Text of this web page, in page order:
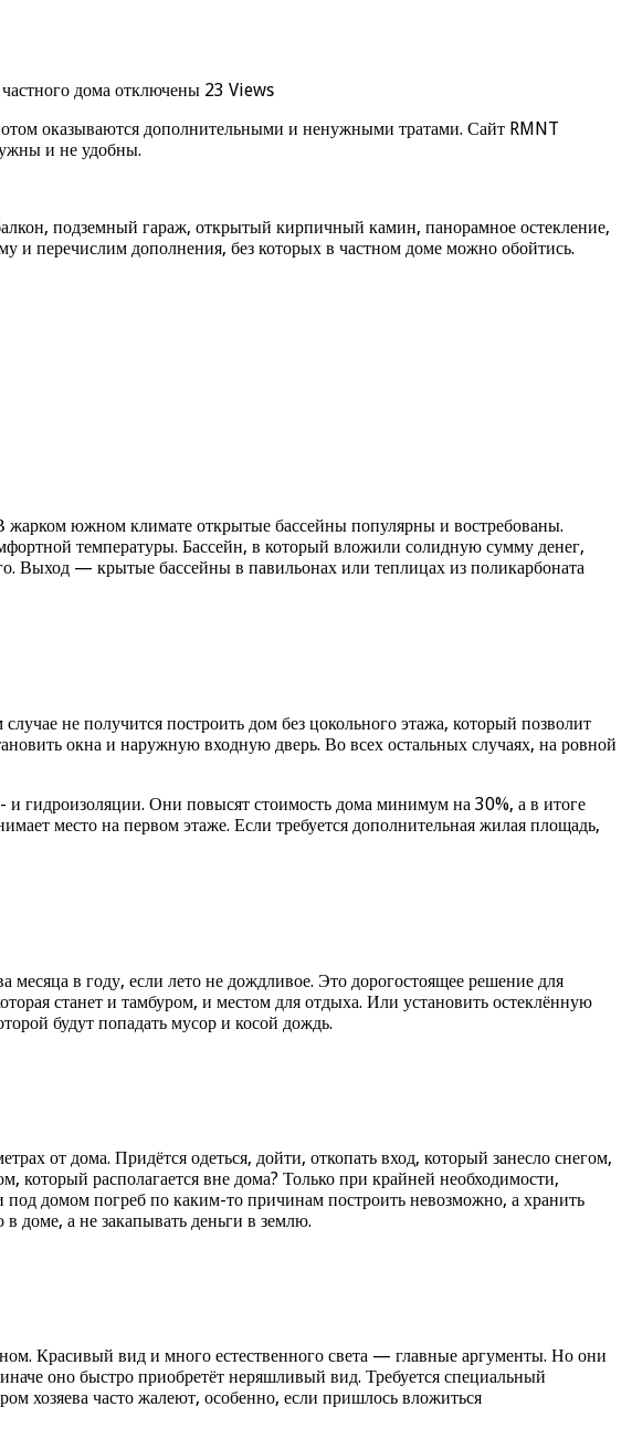
дома отключены 23 Views
оказываются дополнительными и ненужными тратами. Сайт RMNT
и не удобны.
подземный гараж, открытый кирпичный камин, панорамное остекление,
и перечислим дополнения, без которых в частном доме можно обойтись.
жарком южном климате открытые бассейны популярны и востребованы.
температуры. Бассейн, в который вложили солидную сумму денег,
Выход — крытые бассейны в павильонах или теплицах из поликарбоната
не получится построить дом без цокольного этажа, который позволит
окна и наружную входную дверь. Во всех остальных случаях, на ровной
гидроизоляции. Они повысят стоимость дома минимум на 30%, а в итоге
место на первом этаже. Если требуется дополнительная жилая площадь,
в году, если лето не дождливое. Это дорогостоящее решение для
станет и тамбуром, и местом для отдыха. Или установить остеклённую
будут попадать мусор и косой дождь.
от дома. Придётся одеться, дойти, откопать вход, который занесло снегом,
который располагается вне дома? Только при крайней необходимости,
домом погреб по каким-то причинам построить невозможно, а хранить
доме, а не закапывать деньги в землю.
Красивый вид и много естественного света — главные аргументы. Но они
оно быстро приобретёт неряшливый вид. Требуется специальный
хозяева часто жалеют, особенно, если пришлось вложиться